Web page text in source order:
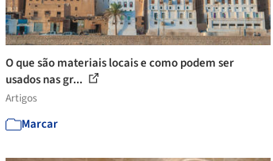
O que são materiais locais e como podem ser
usados nas gr...
Artigos
Marcar